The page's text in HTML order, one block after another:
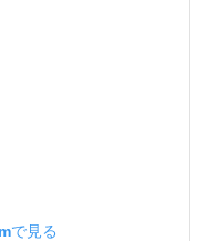
で見る